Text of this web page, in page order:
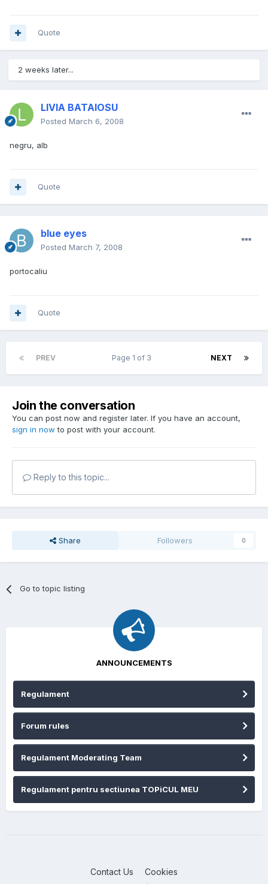
Quote
2 weeks later...
LIVIA BATAIOSU
Posted March 6, 2008
negru, alb
Quote
blue eyes
Posted March 7, 2008
portocaliu
Quote
PREV NEXT
Page 1 of 3
Join the conversation
You can post now and register later. If you have an account,
sign in now to post with your account.
Reply to this topic...
Share Followers 0
Go to topic listing
ANNOUNCEMENTS
Regulament
Forum rules
Regulament Moderating Team
Regulament pentru sectiunea TOPiCUL MEU
Contact Us Cookies